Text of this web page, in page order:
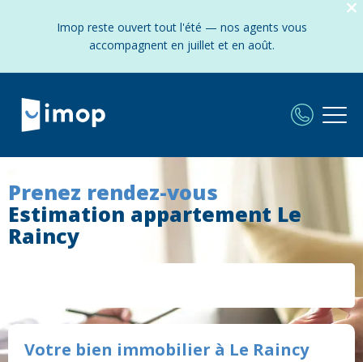
Imop reste ouvert tout l'été — nos agents vous
accompagnent en juillet et en août.
Prenez rendez-vous
Estimation appartement Le
Raincy
Votre bien immobilier à Le Raincy